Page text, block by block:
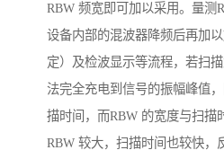
RBW 频宽即可加以采用。量测
设备内部的混波器降频后再加
定）及检波显示等流程，若扫
法完全充电到信号的振幅峰值
描时间，而RBW 的宽度与扫描
RBW 较大，扫描时间也较快，